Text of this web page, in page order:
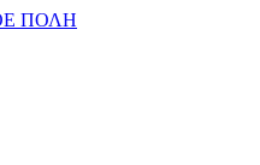
ΠΟΛΗ